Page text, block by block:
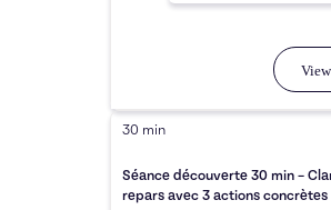
30 min
Séance découverte 30 min –
repars avec 3 actions concrètes